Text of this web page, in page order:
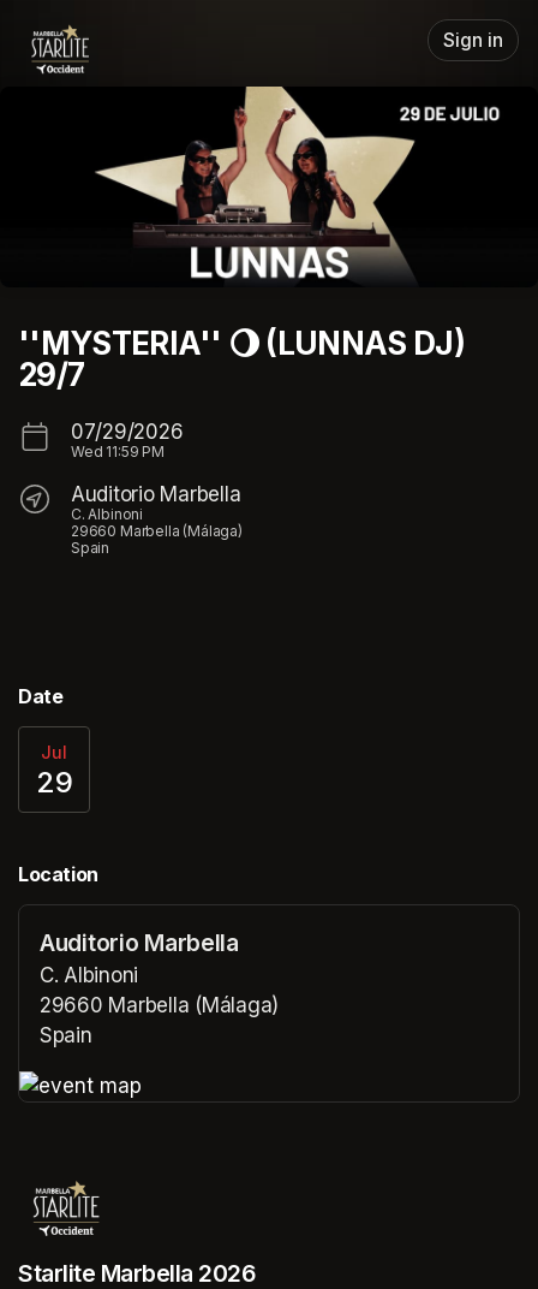
Sign in
''MYSTERIA'' 🌖 (LUNNAS DJ)
29/7
07/29/2026
Wed 11:59 PM
Auditorio Marbella
C. Albinoni
29660 Marbella (Málaga)
Spain
Date
Jul
29
Location
Auditorio Marbella
C. Albinoni
29660 Marbella (Málaga)
Spain
Starlite Marbella 2026